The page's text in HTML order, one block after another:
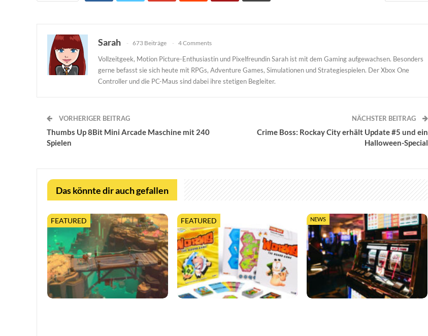
Sarah 673 Beiträge 4 Comments
Vollzeitgeek, Motion Picture-Enthusiastin und Pixelfreundin Sarah ist mit dem Gaming aufgewachsen. Besonders
gerne befasst sie sich heute mit RPGs, Adventure Games, Simulationen und Strategiespielen. Der Xbox One
Controller und die PC-Maus sind dabei ihre stetigen Begleiter.
VORHERIGER BEITRAG
Thumbs Up 8Bit Mini Arcade Maschine mit 240
Spielen
NÄCHSTER BEITRAG
Crime Boss: Rockay City erhält Update #5 und ein
Halloween-Special
Das könnte dir auch gefallen
FEATURED FEATURED NEWS